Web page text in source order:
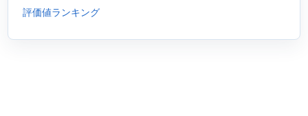
評価値ランキング